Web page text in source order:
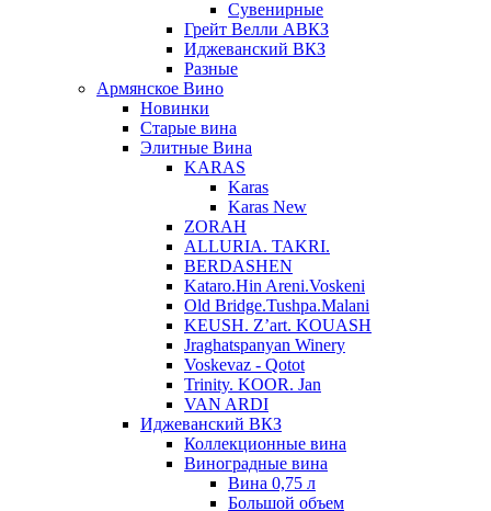
Сувенирные
Грейт Велли АВКЗ
Иджеванский ВКЗ
Разные
Армянское Вино
Новинки
Старые вина
Элитные Вина
KARAS
Karas
Karas New
ZORAH
ALLURIA. TAKRI.
BERDASHEN
Kataro.Hin Areni.Voskeni
Old Bridge.Tushpa.Malani
KEUSH. Z’art. KOUASH
Jraghatspanyan Winery
Voskevaz - Qotot
Trinity. KOOR. Jan
VAN ARDI
Иджеванский ВКЗ
Коллекционные вина
Виноградные вина
Вина 0,75 л
Большой объем